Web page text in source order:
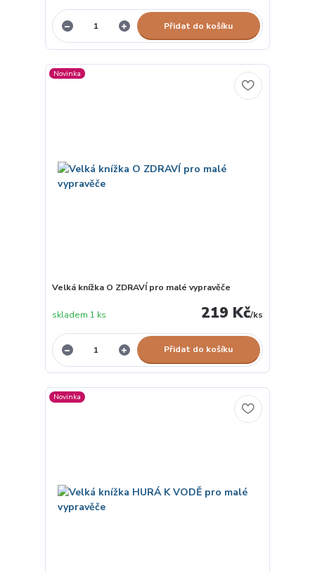
Přidat do košíku
Novinka
Velká knížka O ZDRAVÍ pro malé vypravěče
219 Kč/ks
skladem 1 ks
Přidat do košíku
Novinka